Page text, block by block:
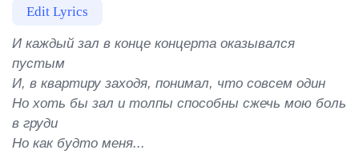
Edit Lyrics
И каждый зал в конце концерта оказывался
пустым
И, в квартиру заходя, понимал, что совсем один
Но хоть бы зал и толпы способны сжечь мою боль
в груди
Но как будто меня...